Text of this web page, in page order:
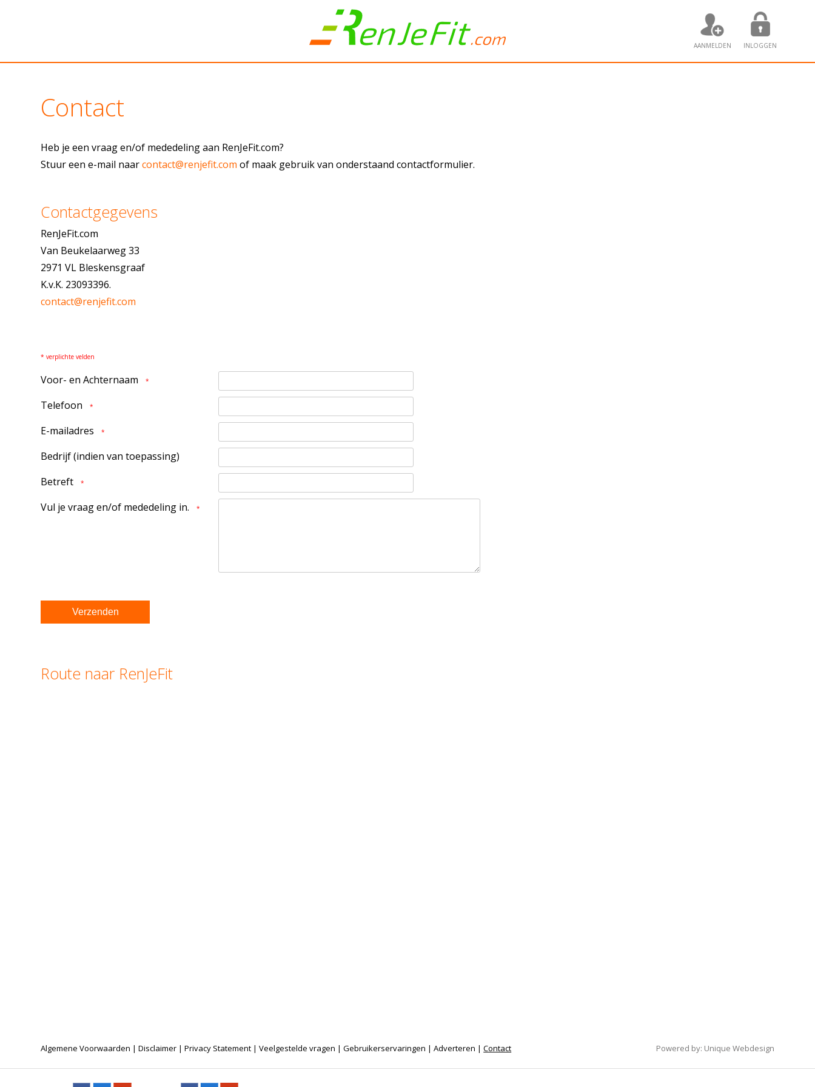
INLOGGEN
AANMELDEN
Contact
Heb je een vraag en/of mededeling aan RenJeFit.com?
Stuur een e-mail naarcontact@renjefit.com of maak gebruik van onderstaand contactformulier.
Contactgegevens
RenJeFit.com
Van Beukelaarweg 33
2971 VL Bleskensgraaf
K.v.K. 23093396.
contact@renjefit.com
* verplichte velden
Voor- en Achternaam*
Telefoon*
E-mailadres*
Bedrijf (indien van toepassing)
Betreft*
Vul je vraag en/of mededeling in.*
Route naar RenJeFit
Algemene Voorwaarden |Disclaimer |Privacy Statement |Veelgestelde vragen |Gebruikerservaringen |Adverteren |Contact Powered by: Unique Webdesign